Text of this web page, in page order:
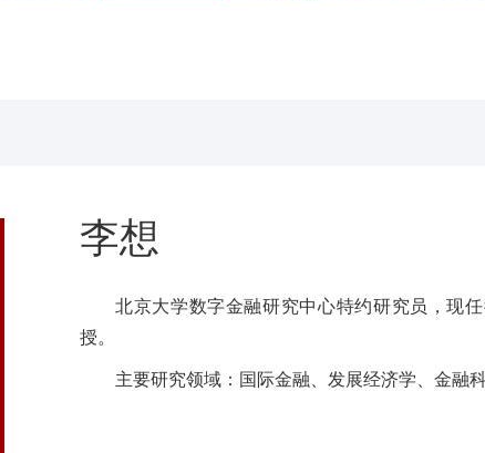
李想
北京大学数字金融研究中心特约研究员，现
授。
主要研究领域：国际金融、发展经济学、金融科